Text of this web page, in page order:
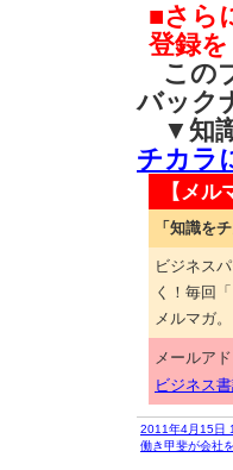
■さら
登録を
この
バック
▼知
チカラ
【メ
「知識を
ビジネス
く！毎回
メルマガ。
メールアド
ビジネス
2011年4月15日
働き甲斐が会社